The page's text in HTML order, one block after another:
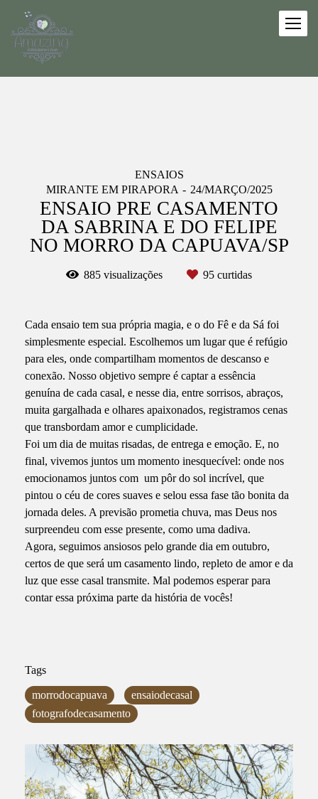
ENSAIOS
MIRANTE EM PIRAPORA
24/MARÇO/2025
ENSAIO PRE CASAMENTO
DA SABRINA E DO FELIPE
NO MORRO DA CAPUAVA/SP
885 visualizações 95 curtidas
Cada ensaio tem sua própria magia, e o do Fê e da Sá foi
simplesmente especial. Escolhemos um lugar que é refúgio
para eles, onde compartilham momentos de descanso e
conexão. Nosso objetivo sempre é captar a essência
genuína de cada casal, e nesse dia, entre sorrisos, abraços,
muita gargalhada e olhares apaixonados, registramos cenas
que transbordam amor e cumplicidade.
Foi um dia de muitas risadas, de entrega e emoção. E, no
final, vivemos juntos um momento inesquecível: onde nos
emocionamos juntos com um pôr do sol incrível, que
pintou o céu de cores suaves e selou essa fase tão bonita da
jornada deles. A previsão prometia chuva, mas Deus nos
surpreendeu com esse presente, como uma dadiva.
Agora, seguimos ansiosos pelo grande dia em outubro,
certos de que será um casamento lindo, repleto de amor e da
luz que esse casal transmite. Mal podemos esperar para
contar essa próxima parte da história de vocês!
Tags
morrodocapuava
ensaiodecasal
fotografodecasamento